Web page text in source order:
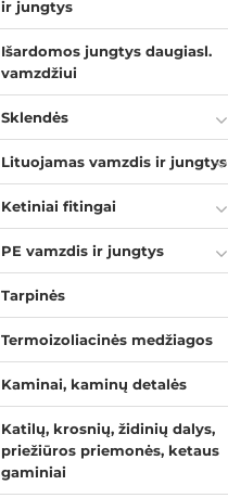
ir jungtys
Išardomos jungtys daugiasl.
vamzdžiui
Sklendės
Lituojamas vamzdis ir jungtys
Ketiniai fitingai
PE vamzdis ir jungtys
Tarpinės
Termoizoliacinės medžiagos
Kaminai, kaminų detalės
Katilų, krosnių, židinių dalys,
priežiūros priemonės, ketaus
gaminiai